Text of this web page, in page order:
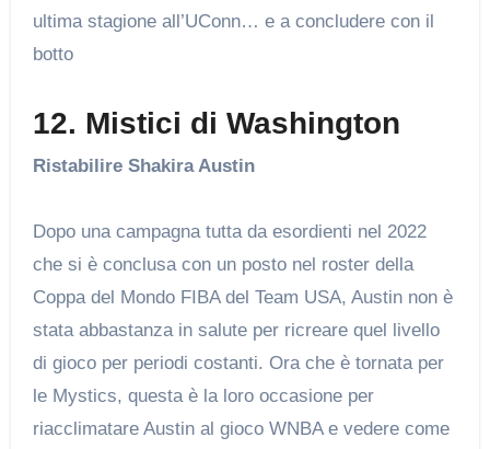
ultima stagione all’UConn… e a concludere con il
botto
12. Mistici di Washington
Ristabilire Shakira Austin
Dopo una campagna tutta da esordienti nel 2022
che si è conclusa con un posto nel roster della
Coppa del Mondo FIBA ​​del Team USA, Austin non è
stata abbastanza in salute per ricreare quel livello
di gioco per periodi costanti. Ora che è tornata per
le Mystics, questa è la loro occasione per
riacclimatare Austin al gioco WNBA e vedere come